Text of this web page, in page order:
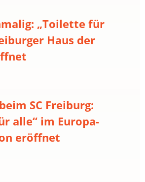
„Toilette für
Haus der
SC Freiburg:
alle“ im Europa-
eröffnet